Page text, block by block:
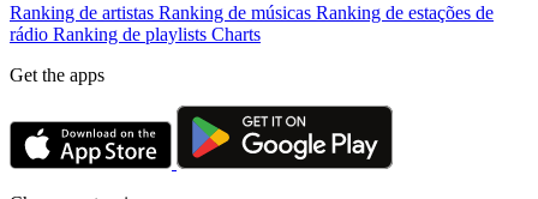
Ranking de artistas Ranking de músicas Ranking de estações de
rádio Ranking de playlists Charts
Get the apps